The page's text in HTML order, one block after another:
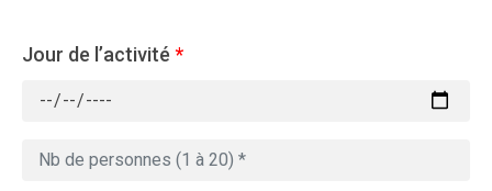
Jour de l’activité *